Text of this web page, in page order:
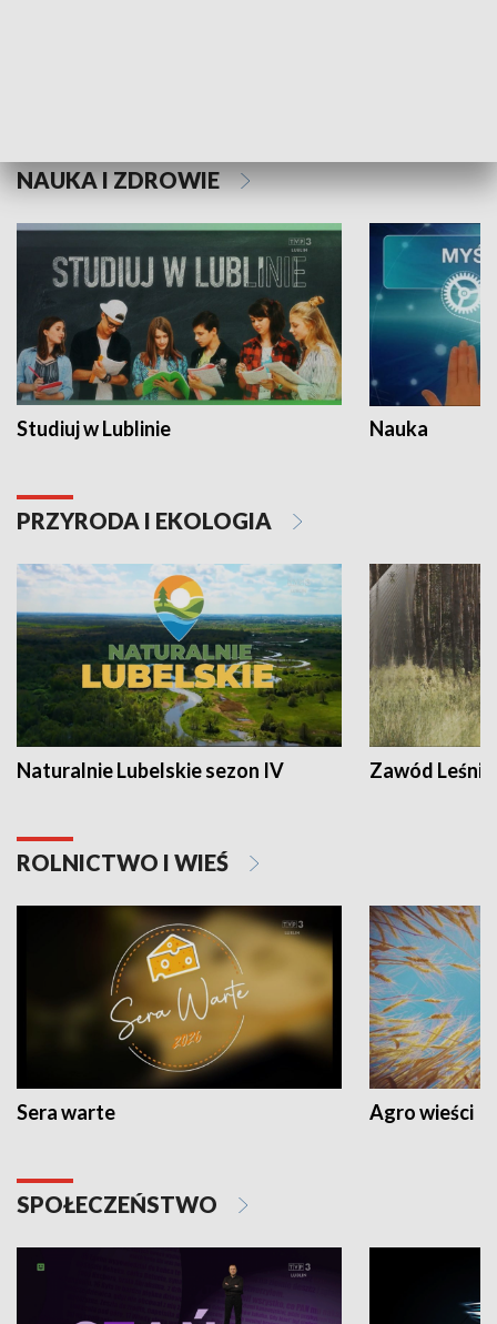
NAUKA I ZDROWIE
Studiuj w Lublinie Nauka
PRZYRODA I EKOLOGIA
Naturalnie Lubelskie sezon IV Zawód Leśnik
ROLNICTWO I WIEŚ
Sera warte Agro wieści
SPOŁECZEŃSTWO